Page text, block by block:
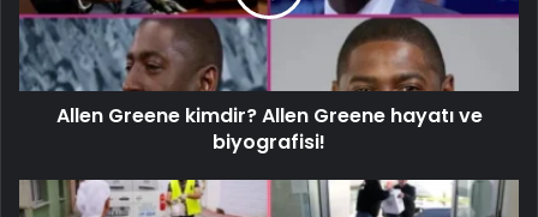
Allen Greene kimdir? Allen Greene hayatı ve
biyografisi!